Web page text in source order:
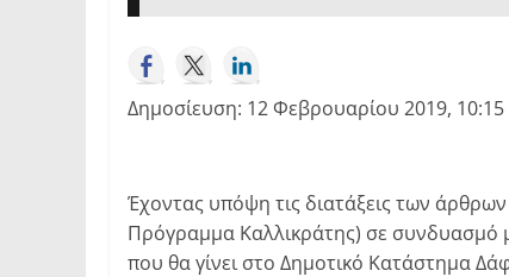
Δημοσίευση: 12 Φεβρουαρίου 2019, 10:15
Έχοντας υπόψη τις διατάξεις των
Πρόγραμμα Καλλικράτης) σε συνδυασμό
που θα γίνει στο Δημοτικό Κατάστημα